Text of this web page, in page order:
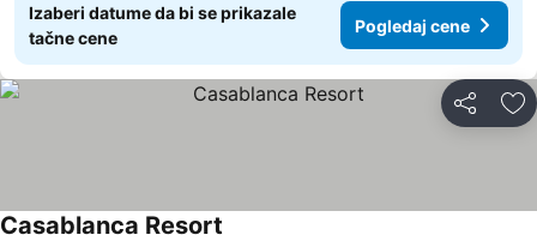
Izaberi datume da bi se prikazale
tačne cene
Pogledaj cene
Deli
Casablanca Resort